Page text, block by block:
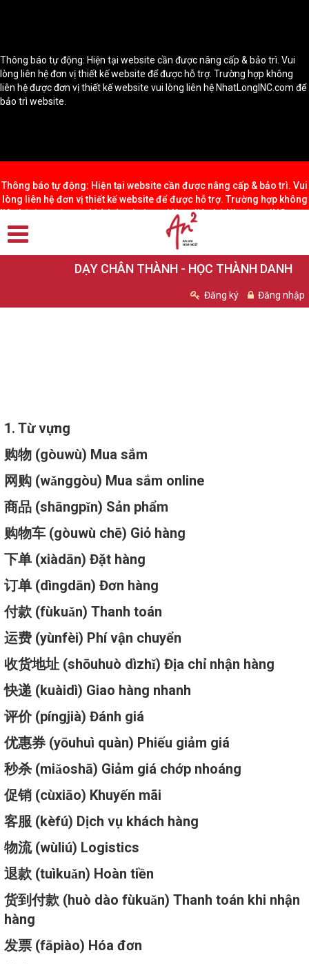
Thông báo tự động: Hiện tại website cần được nâng cấp & bảo trì. Vui
lòng liên hệ đơn vị thiết kế website để được hỗ trợ. Trường hợp không
liên hệ được đơn vị thiết kế website vui lòng liên hệ NhatLongINC.com để
bảo trì website.
Thông báo tự động: Hiện tại website cần được nâng cấp & bảo trì. Vui
lòng liên hệ đơn vị thiết kế website để được hỗ trợ. Trường hợp không
liên hệ được đơn vị thiết kế website vui lòng liên hệ NhatLongINC.com
để bảo trì website.
DẠY CHÂN THÀNH - HỌC THÀNH DANH
Đăng ký Đăng nhập
1. Từ vựng
购物 (gòuwù) Mua sắm
网购 (wǎnggòu) Mua sắm online
商品 (shāngpǐn) Sản phẩm
购物车 (gòuwù chē) Giỏ hàng
下单 (xiàdān) Đặt hàng
订单 (dìngdān) Đơn hàng
付款 (fùkuǎn) Thanh toán
运费 (yùnfèi) Phí vận chuyển
收货地址 (shōuhuò dìzhǐ) Địa chỉ nhận hàng
快递 (kuàidì) Giao hàng nhanh
评价 (píngjià) Đánh giá
优惠券 (yōuhuì quàn) Phiếu giảm giá
秒杀 (miǎoshā) Giảm giá chớp nhoáng
促销 (cùxiāo) Khuyến mãi
客服 (kèfú) Dịch vụ khách hàng
物流 (wùliú) Logistics
退款 (tuìkuǎn) Hoàn tiền
货到付款 (huò dào fùkuǎn) Thanh toán khi nhận
hàng
发票 (fāpiào) Hóa đơn